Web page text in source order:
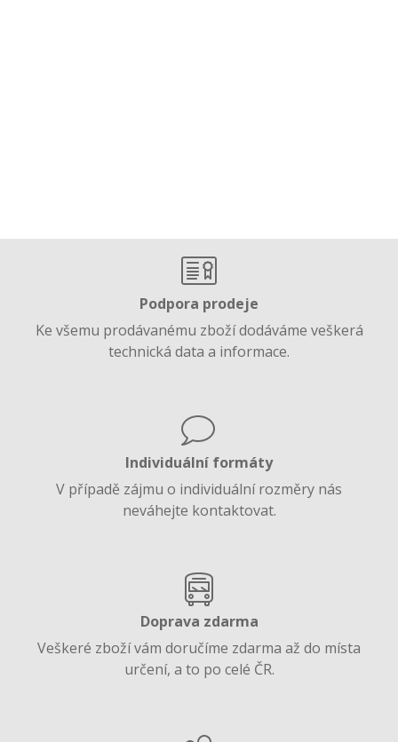
Podpora prodeje
Ke všemu prodávanému zboží dodáváme veškerá
technická data a informace.
Individuální formáty
V případě zájmu o individuální rozměry nás
neváhejte kontaktovat.
Doprava zdarma
Veškeré zboží vám doručíme zdarma až do místa
určení, a to po celé ČR.